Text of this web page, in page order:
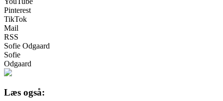
Pinterest
TikTok
Mail
RSS
Sofie Odgaard
Sofie
Odgaard
Læs også: